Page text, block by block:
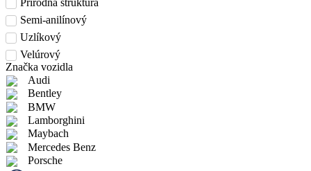
Semi-anilínový
Uzlíkový
Velúrový
Značka vozidla
Audi
Bentley
BMW
Lamborghini
Maybach
Mercedes Benz
Porsche